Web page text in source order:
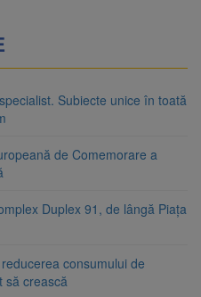
Subiecte unice în toată
de Comemorare a
Duplex 91, de lângă Piața
consumului de
să crească